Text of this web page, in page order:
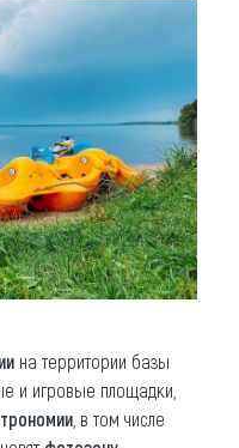
на территории базы
и игровые площадки,
, в том числе